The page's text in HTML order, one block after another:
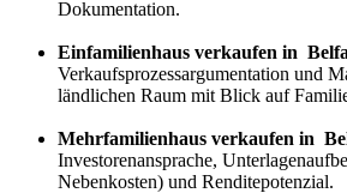
Dokumentation.
Einfamilienhaus verkaufen in
Verkaufsprozessargumentation und
ländlichen Raum mit Blick auf
Mehrfamilienhaus verkaufen in
Investorenansprache,
Nebenkosten) und Renditepotenzial.